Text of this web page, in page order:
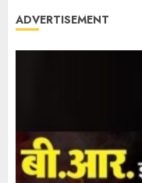
ADVERTISEMENT